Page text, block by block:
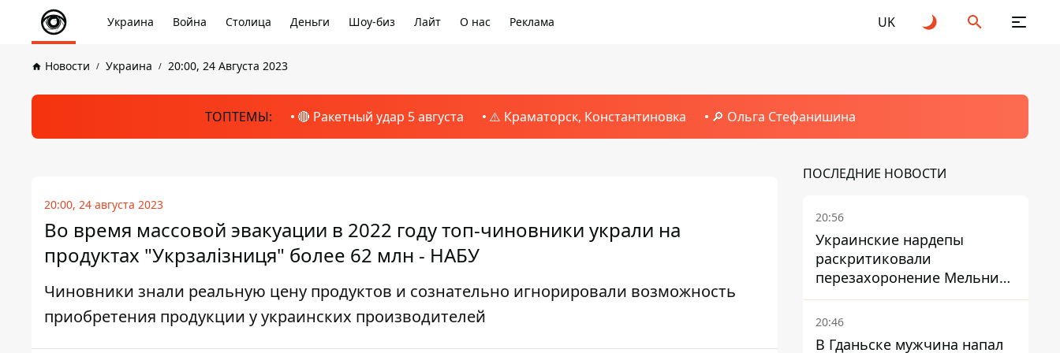
Украина Война Столица Деньги Шоу-биз Лайт О нас Реклама UK
Новости Украина 20:00, 24 Августа 2023
ТОПТЕМЫ: 🔴 Ракетный удар 5 августа ⚠️ Краматорск, Константиновка 🔎 Ольга Стефанишина
20:00, 24 августа 2023
Во время массовой эвакуации в 2022 году топ-чиновники украли на
продуктах "Укрзалізниця" более 62 млн - НАБУ
Чиновники знали реальную цену продуктов и сознательно игнорировали возможность
приобретения продукции у украинских производителей
ПОСЛЕДНИЕ НОВОСТИ
20:56
Украинские нардепы
раскритиковали
перезахоронение Мельника
из-за риска
дипломатической изоляции
20:46
В Гданьске мужчина напал